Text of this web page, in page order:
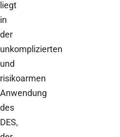
liegt
in
der
unkomplizierten
und
risikoarmen
Anwendung
des
DES,